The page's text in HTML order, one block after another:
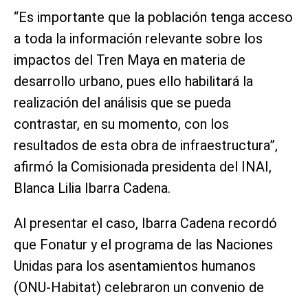
“Es importante que la población tenga acceso
a toda la información relevante sobre los
impactos del Tren Maya en materia de
desarrollo urbano, pues ello habilitará la
realización del análisis que se pueda
contrastar, en su momento, con los
resultados de esta obra de infraestructura”,
afirmó la Comisionada presidenta del INAI,
Blanca Lilia Ibarra Cadena.
Al presentar el caso, Ibarra Cadena recordó
que Fonatur y el programa de las Naciones
Unidas para los asentamientos humanos
(ONU-Habitat) celebraron un convenio de